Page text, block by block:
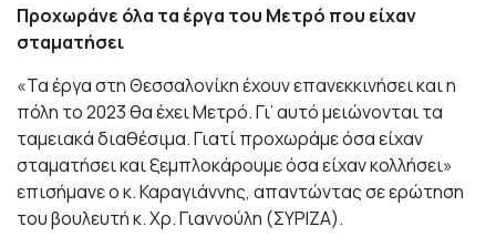
Προχωράνε όλα τα έργα του Μετρό που είχαν
σταματήσει
«Τα έργα στη Θεσσαλονίκη έχουν επανεκκινήσει και η
πόλη το 2023 θα έχει Μετρό. Γι’ αυτό μειώνονται τα
ταμειακά διαθέσιμα. Γιατί προχωράμε όσα είχαν
σταματήσει και ξεμπλοκάρουμε όσα είχαν κολλήσει»
επισήμανε ο κ. Καραγιάννης, απαντώντας σε ερώτηση
του βουλευτή κ. Χρ. Γιαννούλη (ΣΥΡΙΖΑ).